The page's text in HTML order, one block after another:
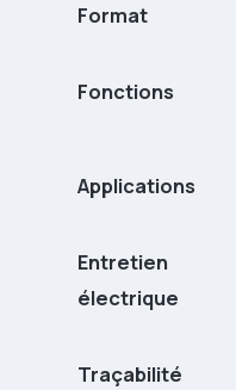
Format
Fonctions
Applications
Entretien
électrique
Traçabilité